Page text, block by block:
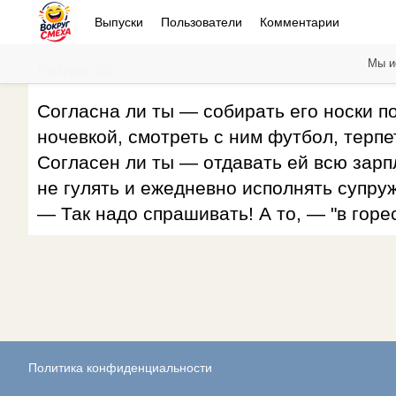
Выпуски Пользователи Комментарии
Согласна ли ты — собирать его носки
ночевкой, смотреть с ним футбол,
Согласен ли ты — отдавать ей всю
не гулять и ежедневно исполнять
— Так надо спрашивать! А то, — "в
Политика конфиденциальности
Мы